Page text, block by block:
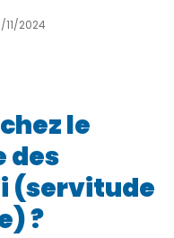
11/2024
le
des
(servitude
?